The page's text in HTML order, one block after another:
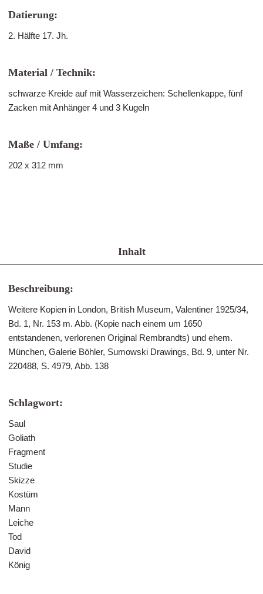
Datierung:
2. Hälfte 17. Jh.
Material / Technik:
schwarze Kreide auf mit Wasserzeichen: Schellenkappe, fünf
Zacken mit Anhänger 4 und 3 Kugeln
Maße / Umfang:
202 x 312 mm
Inhalt
Beschreibung:
Weitere Kopien in London, British Museum, Valentiner 1925/34,
Bd. 1, Nr. 153 m. Abb. (Kopie nach einem um 1650
entstandenen, verlorenen Original Rembrandts) und ehem.
München, Galerie Böhler, Sumowski Drawings, Bd. 9, unter Nr.
220488, S. 4979, Abb. 138
Schlagwort:
Saul
Goliath
Fragment
Studie
Skizze
Kostüm
Mann
Leiche
Tod
David
König